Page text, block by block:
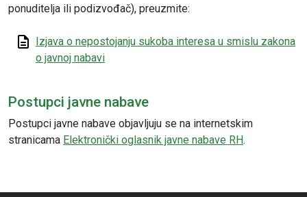
ponuditelja ili podizvođač), preuzmite:
Izjava o nepostojanju sukoba interesa u smislu zakona
o javnoj nabavi
Postupci javne nabave
Postupci javne nabave objavljuju se na internetskim
stranicama Elektronički oglasnik javne nabave RH.